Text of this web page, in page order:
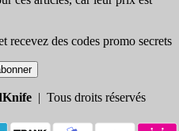
recevez des codes promo secrets
| Tous droits réservés